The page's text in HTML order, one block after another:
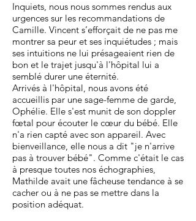
Inquiets, nous nous sommes rendus aux
urgences sur les recommandations de
Camille. Vincent s’efforçait de ne pas me
montrer sa peur et ses inquiétudes ; mais
ses intuitions ne lui présageaient rien de
bon et le trajet jusqu'à l'hôpital lui a
semblé durer une éternité.
Arrivés à l'hôpital, nous avons été
accueillis par une sage-femme de garde,
Ophélie. Elle s'est munit de son doppler
fœtal pour écouter le cœur du bébé. Elle
n'a rien capté avec son appareil. Avec
bienveillance, elle nous a dit "je n'arrive
pas à trouver bébé". Comme c'était le cas
à presque toutes nos échographies,
Mathilde avait une fâcheuse tendance à se
cacher ou à ne pas se mettre dans la
position adéquat.